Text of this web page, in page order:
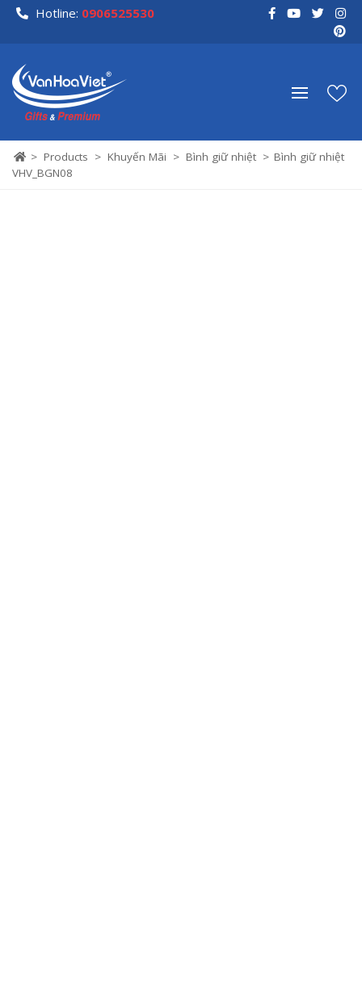
Skip
Hotline: 0906525530
> Products > Khuyến Mãi > Bình giữ nhiệt > Bình giữ nhiệt
VHV_BGN08